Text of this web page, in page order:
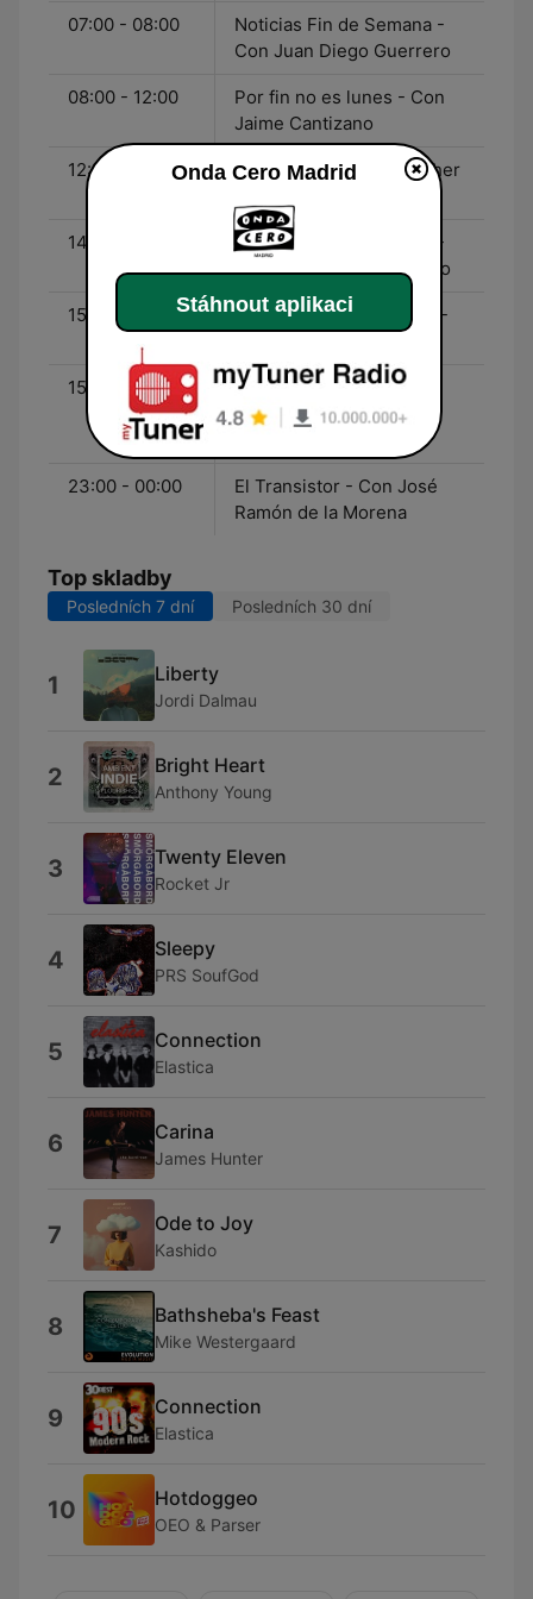
07:00 - 08:00
Noticias Fin de Semana -
Con Juan Diego Guerrero
08:00 - 12:00
Por fin no es lunes - Con
Jaime Cantizano
12:00 - 14:00
Gente Viajera - Con Esther
14:00 - 15:00
Noticias Fin de Semana -
Con Juan Diego Guerrero
15:00 - 15:30
Como el Perro y el Gato -
15:30 - 23:00
Radioestadio - Con
Antonio Esteva y Javier
23:00 - 00:00
El Transistor - Con José
Ramón de la Morena
Top skladby
Posledních 7 dní Posledních 30 dní
1 Liberty
Jordi Dalmau
2 Bright Heart
Anthony Young
3 Twenty Eleven
Rocket Jr
4 Sleepy
PRS SoufGod
5 Connection
Elastica
6 Carina
James Hunter
7 Ode to Joy
Kashido
8 Bathsheba's Feast
Mike Westergaard
9 Connection
Elastica
10 Hotdoggeo
OEO & Parser
Onda Cero Madrid
Stáhnout aplikaci